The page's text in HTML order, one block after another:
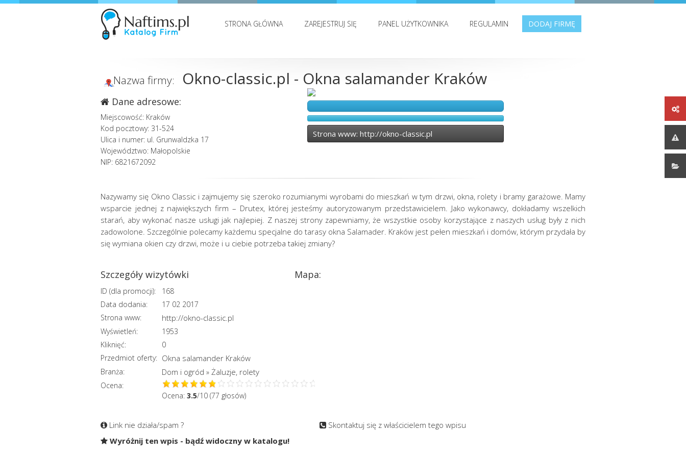
STRONA GŁÓWNA ZAREJESTRUJ SIĘ PANEL UŻYTKOWNIKA REGULAMIN DODAJ FIRMĘ
Nazwa firmy: Okno-classic.pl - Okna salamander Kraków
Dane adresowe:
Miejscowość: Kraków
Kod pocztowy: 31-524
Ulica i numer: ul. Grunwaldzka 17
Województwo: Małopolskie
NIP: 6821672092
Strona www: http://okno-classic.pl
Nazywamy się Okno Classic i zajmujemy się szeroko rozumianymi wyrobami do mieszkań w tym drzwi, okna, rolety i bramy garażowe. Mamy
wsparcie jednej z największych firm – Drutex, której jesteśmy autoryzowanym przedstawicielem. Jako wykonawcy, dokładamy wszelkich
starań, aby wykonać nasze usługi jak najlepiej. Z naszej strony zapewniamy, że wszystkie osoby korzystające z naszych usług były z nich
zadowolone. Szczególnie polecamy każdemu specjalne do tarasy okna Salamader. Kraków jest pełen mieszkań i domów, którym przydała by
się wymiana okien czy drzwi, może i u ciebie potrzeba takiej zmiany?
Szczegóły wizytówki
ID (dla promocji):
168
Data dodania:
17 02 2017
Strona www:
http://okno-classic.pl
Wyświetleń:
1953
Kliknięć:
0
Przedmiot oferty: Okna salamander Kraków
Branża: Dom i ogród » Żaluzje, rolety
Ocena:
Ocena: 3.5/10 (77 głosów)
Mapa:
Link nie działa/spam ?
Skontaktuj się z właścicielem tego wpisu
Wyróżnij ten wpis - bądź widoczny w katalogu!